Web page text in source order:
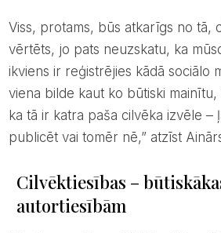
Viss, protams, būs atkarīgs no tā, cik strikti tas tiks
vērtēts, jo pats neuzskatu, ka
ikviens ir reģistrējies kādā sociālo
viena bilde kaut ko būtiski
ka tā ir katra paša cilvēka izvēle –
publicēt vai tomēr nē,” atzīst
Cilvēktiesības –
autortiesībām